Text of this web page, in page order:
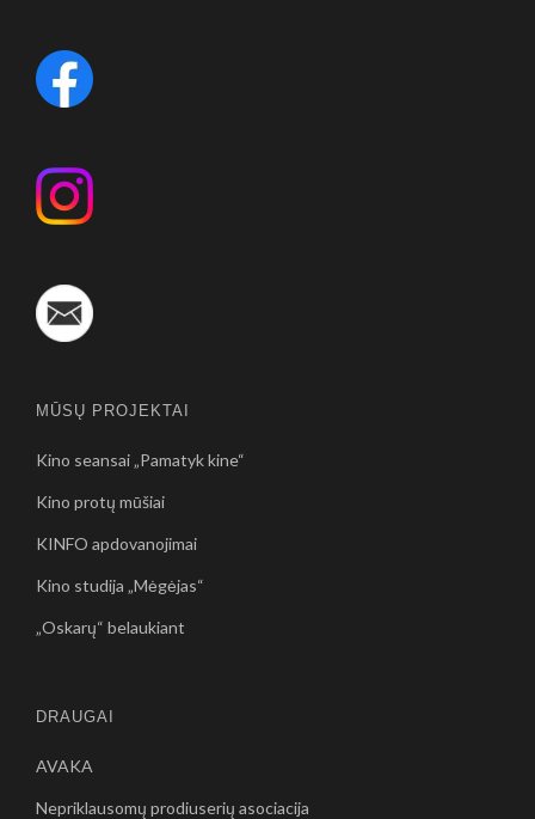
MŪSŲ PROJEKTAI
Kino seansai „Pamatyk kine“
Kino protų mūšiai
KINFO apdovanojimai
Kino studija „Mėgėjas“
„Oskarų“ belaukiant
DRAUGAI
AVAKA
Nepriklausomų prodiuserių asociacija